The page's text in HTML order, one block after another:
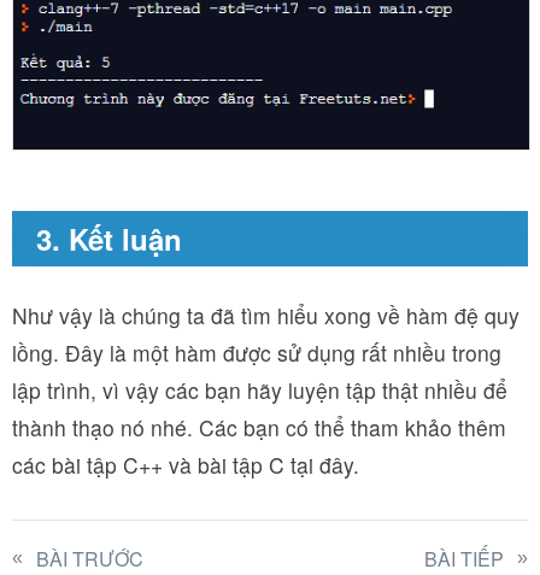
3. Kết luận
Như vậy là chúng ta đã tìm hiểu xong về hàm đệ quy
lồng. Đây là một hàm được sử dụng rất nhiều trong
lập trình, vì vậy các bạn hãy luyện tập thật nhiều để
thành thạo nó nhé. Các bạn có thể tham khảo thêm
các bài tập C++ và bài tập C tại đây.
BÀI TRƯỚC BÀI TIẾP